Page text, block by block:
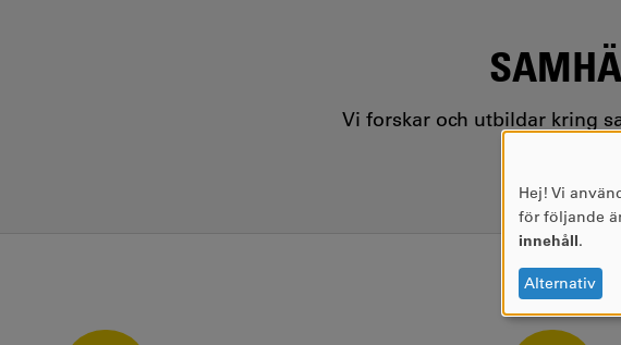
Vi forskar och utbildar kring
AV
OCH
COOKIES
Hej! Vi
för följande
innehåll.
Alternativ